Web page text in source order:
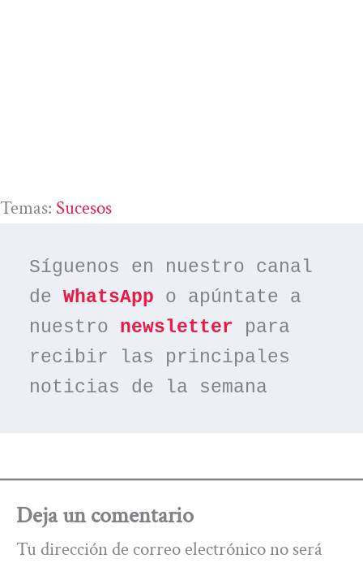
Temas: Sucesos
Síguenos en nuestro canal
de WhatsApp o apúntate a
nuestro newsletter para
recibir las principales
noticias de la semana
Deja un comentario
Tu dirección de correo electrónico no será